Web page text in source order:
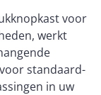
voor
werkt
standaard-
in uw